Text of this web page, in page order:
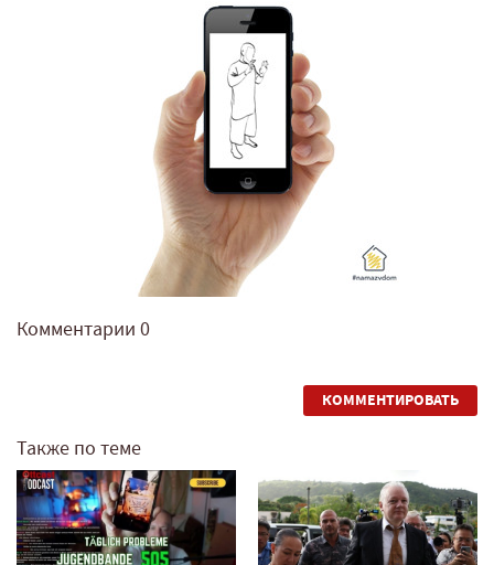
Комментарии 0
КОММЕНТИРОВАТЬ
Также по теме